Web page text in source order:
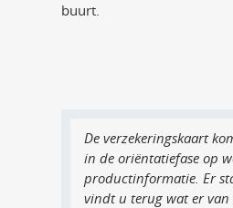
buurt.
De verzekeringskaart
in de oriëntatiefase op
productinformatie. Er
vindt u terug wat er van